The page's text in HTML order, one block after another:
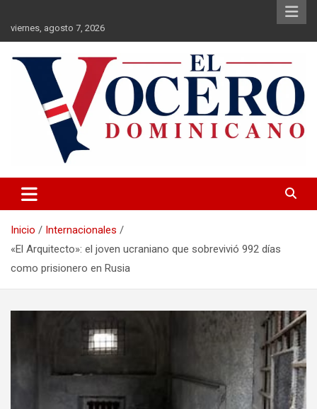
contenido
viernes, agosto 7, 2026
El Vocero Dominicano
Inicio
Internacionales
«El Arquitecto»: el joven ucraniano que sobrevivió 992 días
como prisionero en Rusia